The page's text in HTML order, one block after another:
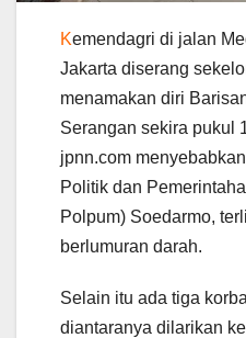
Kemendagri di jalan
Jakarta diserang
menamakan diri
Serangan sekira pukul
jpnn.com
Politik dan
Polpum) Soedarmo,
berlumuran darah.
Selain itu ada tiga
diantaranya dilarikan